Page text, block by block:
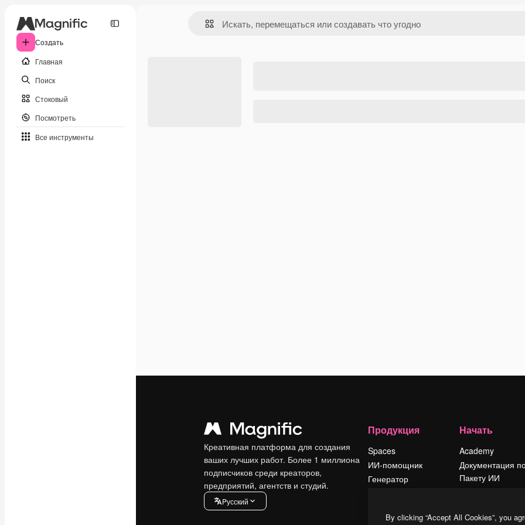
Создать
Главная
Поиск
Стоковый
Посмотреть
Все инструменты
Креативная платформа для создания
ваших лучших работ. Более 1 миллиона
подписчиков среди креаторов,
предприятий, агентств и студий.
Pусский
Продукция
Spaces
ИИ-помощник
Генератор
Начать
Academy
Документация
Пакету ИИ
Условия и
By clicking “Accept All Cookies”, you